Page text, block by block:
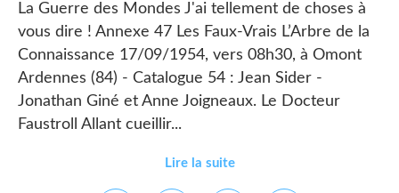
La Guerre des Mondes J'ai tellement de choses à
vous dire ! Annexe 47 Les Faux-Vrais L’Arbre de la
Connaissance 17/09/1954, vers 08h30, à Omont
Ardennes (84) - Catalogue 54 : Jean Sider -
Jonathan Giné et Anne Joigneaux. Le Docteur
Faustroll Allant cueillir...
Lire la suite